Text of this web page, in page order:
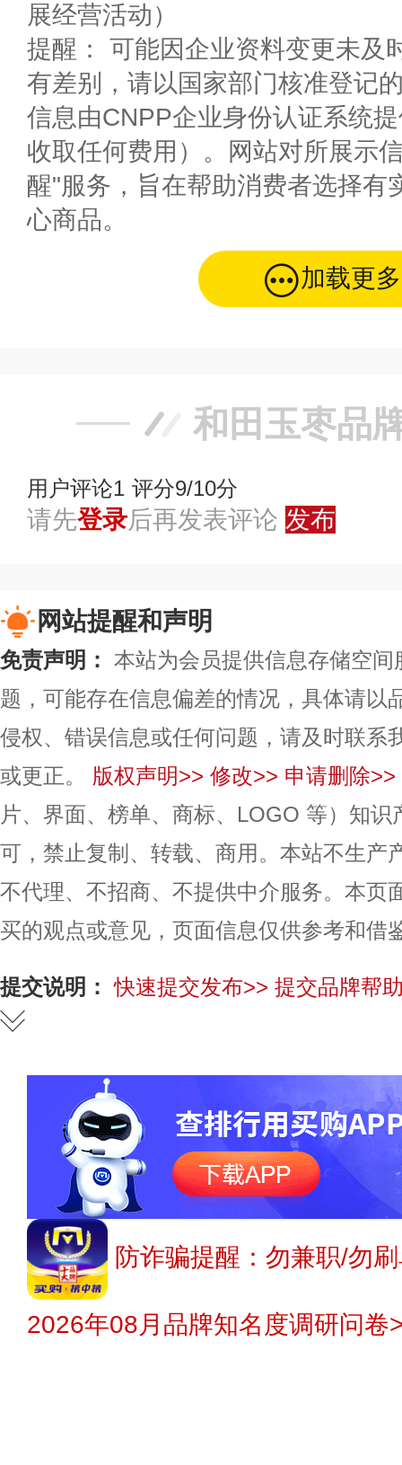
展经营活动）
提醒： 可能因企业资料变更未及
有差别，请以国家部门核准登记
信息由CNPP企业身份认证系统
收取任何费用）。网站对所展示
醒"服务，旨在帮助消费者选择有
心商品。
加载更多
和田玉枣品
用户评论1 评分9/10分
请先登录后再发表评论 发布
网站提醒和声明
免责声明： 本站为会员提供信息存储空
题，可能存在信息偏差的情况，具体请以
侵权、错误信息或任何问题，请及时联系
或更正。
版权声明>> 修改>> 申请删除>>
片、界面、榜单、商标、LOGO 等）知
可，禁止复制、转载、商用。本站不生产
不代理、不招商、不提供中介服务。本页
买的观点或意见，页面信息仅供参考和借
提交说明： 快速提交发布>> 提交品牌帮
防诈骗提醒：勿兼职/勿
2026年08月品牌知名度调研问卷